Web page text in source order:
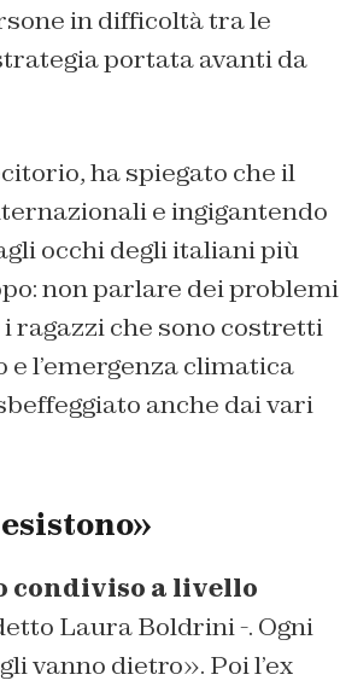
in difficoltà tra le
portata avanti da
ha spiegato che il
e ingigantendo
occhi degli italiani più
non parlare dei problemi
ragazzi che sono costretti
l’emergenza climatica
anche dai vari
condiviso a livello
Laura Boldrini -. Ogni
vanno dietro». Poi l’ex